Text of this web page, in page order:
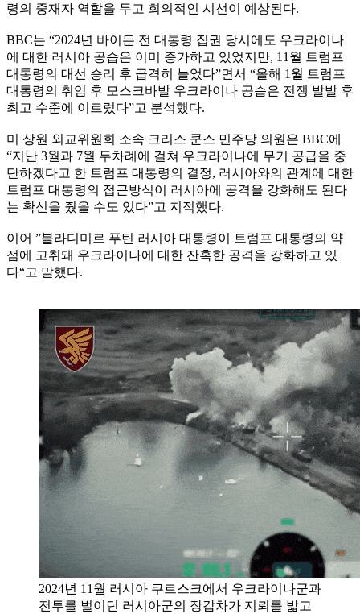
령의 중재자 역할을 두고 회의적인 시선이 예상된다.
BBC는 “2024년 바이든 전 대통령 집권 당시에도 우크라이나
에 대한 러시아 공습은 이미 증가하고 있었지만, 11월 트럼프
대통령의 대선 승리 후 급격히 늘었다”면서 “올해 1월 트럼프
대통령의 취임 후 모스크바발 우크라이나 공습은 전쟁 발발 후
최고 수준에 이르렀다”고 분석했다.
미 상원 외교위원회 소속 크리스 쿤스 민주당 의원은 BBC에
“지난 3월과 7월 두차례에 걸쳐 우크라이나에 무기 공급을 중
단하겠다고 한 트럼프 대통령의 결정, 러시아와의 관계에 대한
트럼프 대통령의 접근방식이 러시아에 공격을 강화해도 된다
는 확신을 줬을 수도 있다”고 지적했다.
이어 ”블라디미르 푸틴 러시아 대통령이 트럼프 대통령의 약
점에 고취돼 우크라이나에 대한 잔혹한 공격을 강화하고 있
다“고 말했다.
2024년 11월 러시아 쿠르스크에서 우크라이나군과
전투를 벌이던 러시아군의 장갑차가 지뢰를 밟고